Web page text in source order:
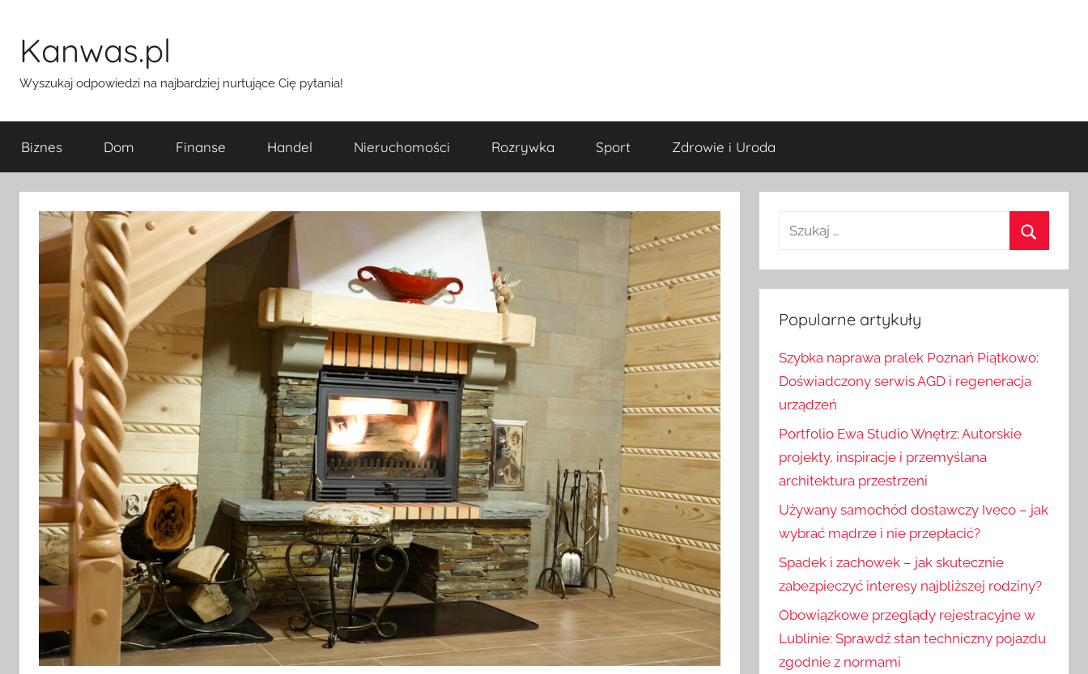
treściKanwas.pl
Wyszukaj odpowiedzi na najbardziej nurtujące Cię pytania!
Biznes Dom Finanse Handel Nieruchomości Rozrywka Sport Zdrowie i Uroda
u
k
a
:
a
j
Popularne artykuły
Szybka naprawa pralek Poznań Piątkowo:
Doświadczony serwis AGD i regeneracja
urządzeń
Portfolio Ewa Studio Wnętrz: Autorskie
projekty, inspiracje i przemyślana
architektura przestrzeni
Używany samochód dostawczy Iveco – jak
wybrać mądrze i nie przepłacić?
Spadek i zachowek – jak skutecznie
zabezpieczyć interesy najbliższej rodziny?
Obowiązkowe przeglądy rejestracyjne w
Lublinie: Sprawdź stan techniczny pojazdu
zgodnie z normami